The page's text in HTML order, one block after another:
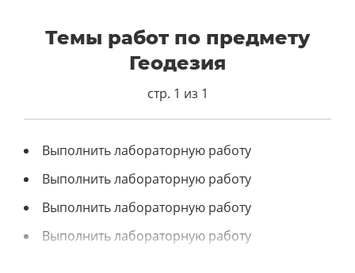
Темы работ по предмету
Геодезия
стр. 1 из 1
Выполнить лабораторную работу
Выполнить лабораторную работу
Выполнить лабораторную работу
Выполнить лабораторную работу